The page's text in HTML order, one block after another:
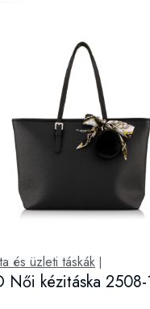
és üzleti táskák|
kézitáska 1048